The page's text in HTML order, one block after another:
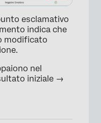
esclamativo
indica che
modificato
nel
iniziale →